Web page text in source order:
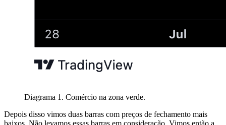
Diagrama 1. Comércio na zona verde.
Depois disso vimos duas barras com preços de fechamento mais